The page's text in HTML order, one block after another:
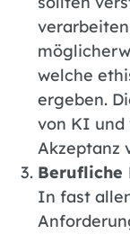
welche
ergeben.
von KI und
Akzeptanz
Berufliche
In fast